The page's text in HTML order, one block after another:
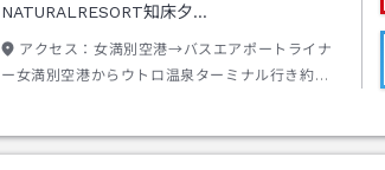
NATURALRESORT知床夕…
アクセス： 女満別空港→バスエアポートライナ
ー女満別空港からウトロ温泉ターミナル行き約１